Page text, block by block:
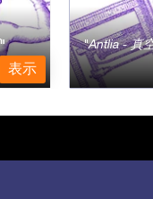
表示
Antlia - 真